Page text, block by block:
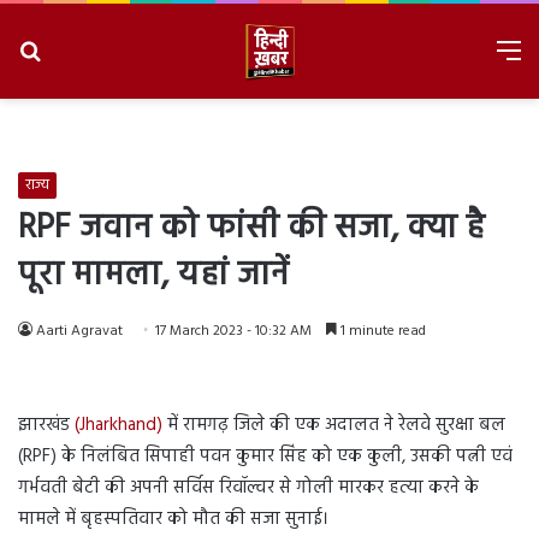
राज्य
RPF जवान को फांसी की सजा, क्या है
पूरा मामला, यहां जानें
Aarti Agravat 17 March 2023 - 10:32 AM 1 minute read
झारखंड(Jharkhand) में रामगढ़ जिले की एक अदालत ने रेलवे सुरक्षा बल
(RPF) के निलंबित सिपाही पवन कुमार सिंह को एक कुली, उसकी पत्नी एवं
गर्भवती बेटी की अपनी सर्विस रिवॉल्वर से गोली मारकर हत्या करने के
मामले में बृहस्पतिवार को मौत की सजा सुनाई।